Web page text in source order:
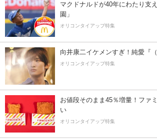
マクドナルドが40年にわたり支
園」
オリコンタイアップ特集
向井康二イケメンすぎ！純愛『
オリコンタイアップ特集
お値段そのまま45％増量！ファ
い
オリコンタイアップ特集